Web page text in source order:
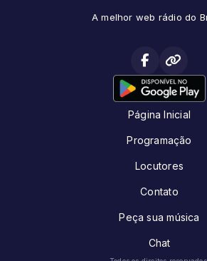
A melhor web rádio do
Página Inicial
Programação
Locutores
Contato
Peça sua música
Chat